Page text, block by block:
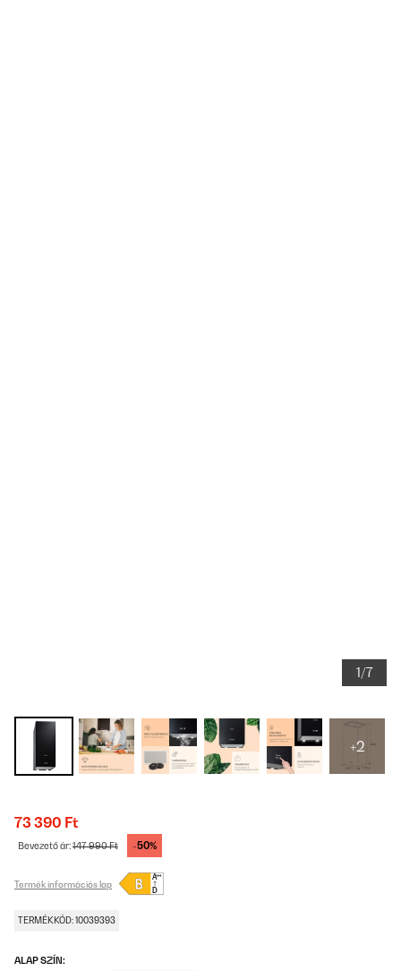
1/7
+2
73 390 Ft
Bevezető ár:147 990 Ft -50%
Termék információs lap
TERMÉKKÓD: 10039393
ALAP SZÍN: